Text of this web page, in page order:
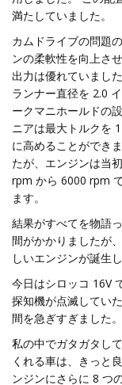
満たしていました。
カムドライブの問題
ンの柔軟性を向上さ
出力は優れていまし
ランナー直径を 2.0
ークマニホールドの
ニアは最大トルクを
に高めることができ
たが、エンジンは当
rpm から 6000 rpm
ます。
結果がすべてを物語
間がかかりましたが
しいエンジンが誕生
今日はシロッコ 16V
探知機が点滅してい
間を急ぎすぎました
私の中でガタガタし
くれる車は、きっと
ンジンにさらに 8 つ